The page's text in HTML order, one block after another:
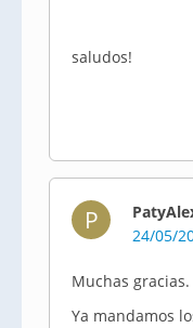
saludos!
P
24/05/
Muchas gracias.
Ya mandamos